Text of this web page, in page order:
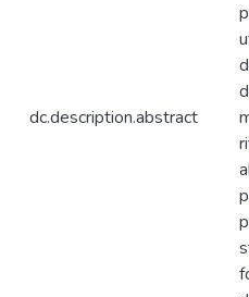
dc.description.abstract